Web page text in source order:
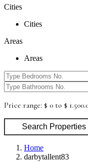
Cities
Cities
Areas
Areas
Price range: $ 0 to $
Search Properties
Home
darbytallent83